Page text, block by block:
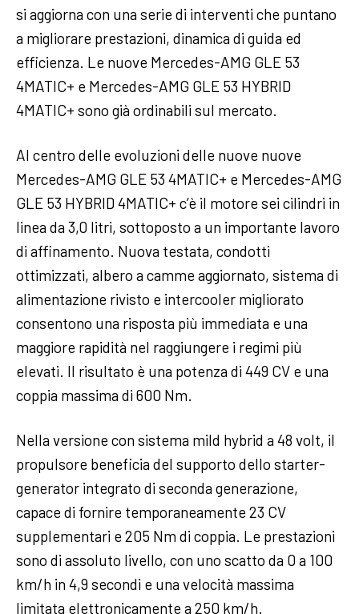
si aggiorna con una serie di interventi che puntano
a migliorare prestazioni, dinamica di guida ed
efficienza. Le nuove Mercedes-AMG GLE 53
4MATIC+ e Mercedes-AMG GLE 53 HYBRID
4MATIC+ sono già ordinabili sul mercato.
Al centro delle evoluzioni delle nuove nuove
Mercedes-AMG GLE 53 4MATIC+ e Mercedes-AMG
GLE 53 HYBRID 4MATIC+ c’è il motore sei cilindri in
linea da 3,0 litri, sottoposto a un importante lavoro
di affinamento. Nuova testata, condotti
ottimizzati, albero a camme aggiornato, sistema di
alimentazione rivisto e intercooler migliorato
consentono una risposta più immediata e una
maggiore rapidità nel raggiungere i regimi più
elevati. Il risultato è una potenza di 449 CV e una
coppia massima di 600 Nm.
Nella versione con sistema mild hybrid a 48 volt, il
propulsore beneficia del supporto dello starter-
generator integrato di seconda generazione,
capace di fornire temporaneamente 23 CV
supplementari e 205 Nm di coppia. Le prestazioni
sono di assoluto livello, con uno scatto da 0 a 100
km/h in 4,9 secondi e una velocità massima
limitata elettronicamente a 250 km/h.